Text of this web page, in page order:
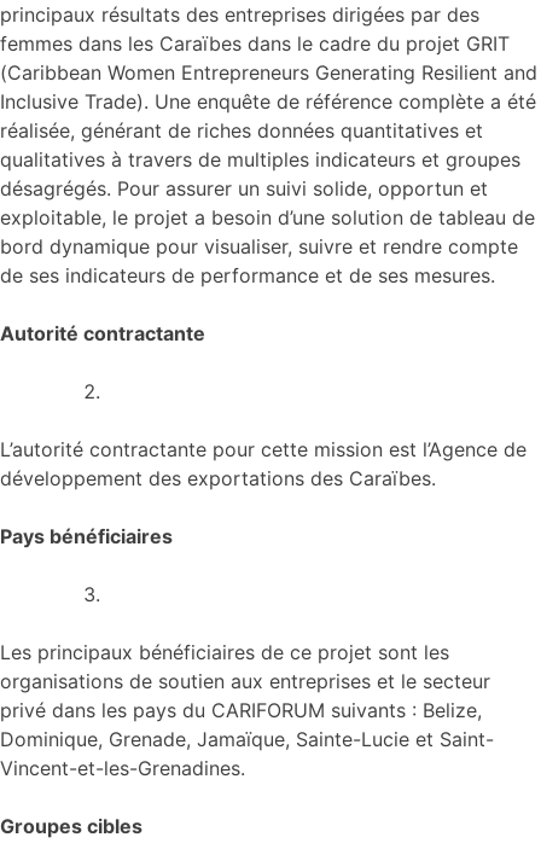
principaux résultats des entreprises dirigées par des
femmes dans les Caraïbes dans le cadre du projet GRIT
(Caribbean Women Entrepreneurs Generating Resilient and
Inclusive Trade). Une enquête de référence complète a été
réalisée, générant de riches données quantitatives et
qualitatives à travers de multiples indicateurs et groupes
désagrégés. Pour assurer un suivi solide, opportun et
exploitable, le projet a besoin d’une solution de tableau de
bord dynamique pour visualiser, suivre et rendre compte
de ses indicateurs de performance et de ses mesures.
Autorité contractante
L’autorité contractante pour cette mission est l’Agence de
développement des exportations des Caraïbes.
Pays bénéficiaires
Les principaux bénéficiaires de ce projet sont les
organisations de soutien aux entreprises et le secteur
privé dans les pays du CARIFORUM suivants : Belize,
Dominique, Grenade, Jamaïque, Sainte-Lucie et Saint-
Vincent-et-les-Grenadines.
Groupes cibles